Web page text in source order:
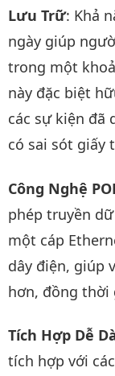
Lưu Trữ: Khả
ngày giúp
trong một
này đặc biệt
các sự kiện đã
có sai sót giấy
Công Nghệ
phép truyền
một cáp
dây điện, giúp
hơn, đồng thời
Tích Hợp Dễ
tích hợp với